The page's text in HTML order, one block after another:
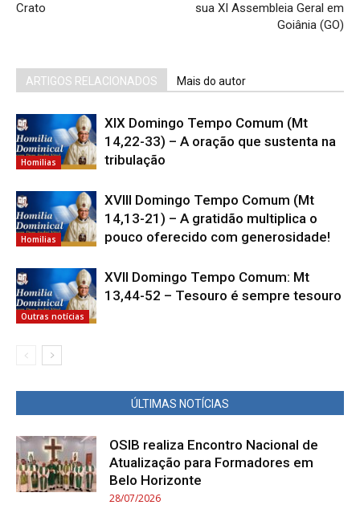
Crato
sua XI Assembleia Geral em
Goiânia (GO)
ARTIGOS RELACIONADOS Mais do autor
Homilias
XIX Domingo Tempo Comum (Mt
14,22-33) – A oração que sustenta na
tribulação
Homilias
XVIII Domingo Tempo Comum (Mt
14,13-21) – A gratidão multiplica o
pouco oferecido com generosidade!
Outras notícias
XVII Domingo Tempo Comum: Mt
13,44-52 – Tesouro é sempre tesouro
ÚLTIMAS NOTÍCIAS
OSIB realiza Encontro Nacional de
Atualização para Formadores em
Belo Horizonte
28/07/2026